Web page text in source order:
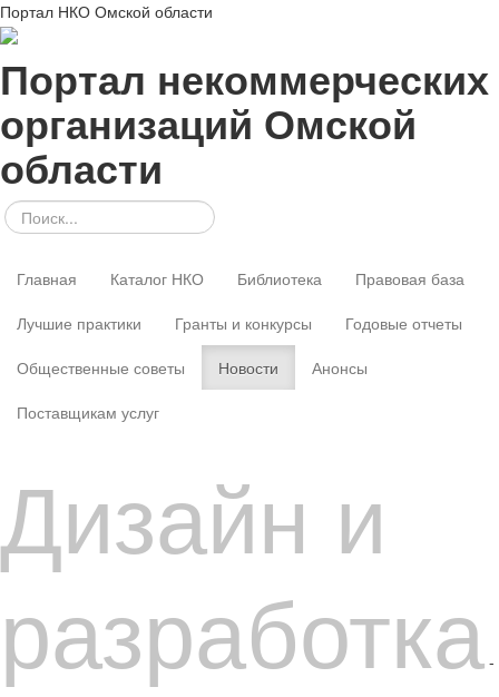
Портал НКО Омской области
Портал некоммерческих
организаций Омской
области
Главная Каталог НКО Библиотека
Правовая база
Лучшие практики
Гранты и конкурсы
Годовые отчеты
Общественные советы
Новости
Анонсы
Поставщикам услуг
Дизайн и
разработка -